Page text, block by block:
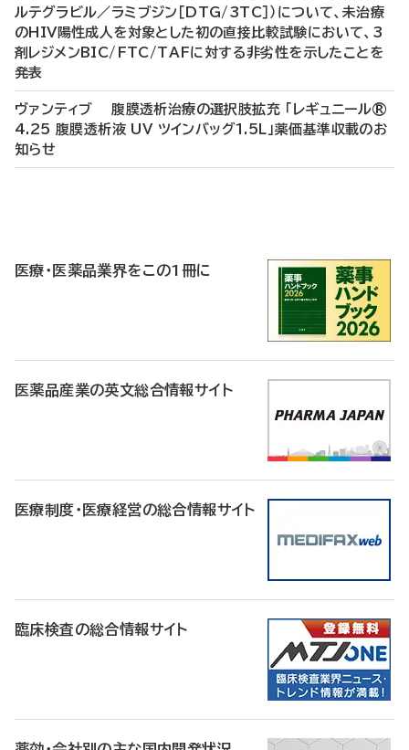
ルテグラビル／ラミブジン［DTG/3TC］）について、未治療
のHIV陽性成人を対象とした初の直接比較試験において、3
剤レジメンBIC/FTC/TAFに対する非劣性を示したことを
発表
ヴァンティブ 腹膜透析治療の選択肢拡充 「レギュニール®
4.25 腹膜透析液 UV ツインバッグ1.5L」薬価基準収載のお
知らせ
医療・医薬品業界をこの1冊に
医薬品産業の英文総合情報サイト
医療制度・医療経営の総合情報サイト
臨床検査の総合情報サイト